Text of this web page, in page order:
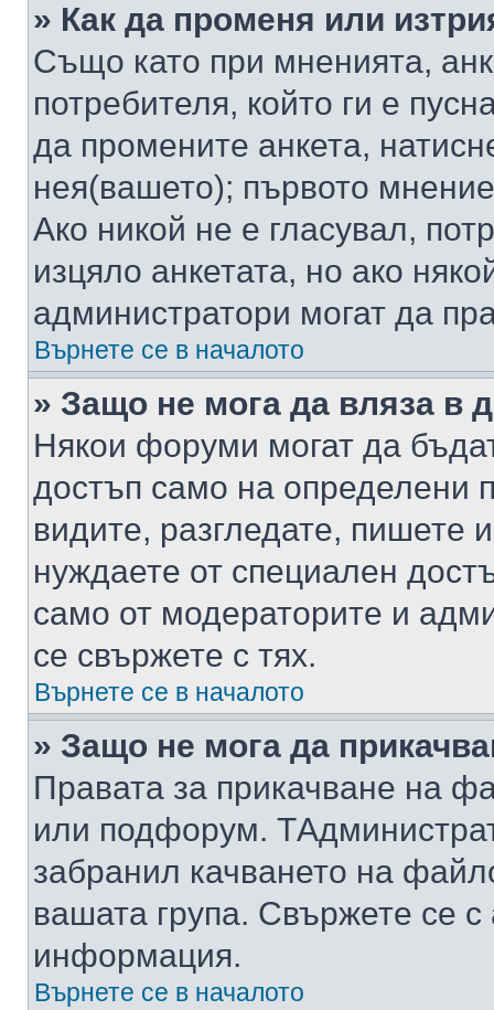
» Как да променя или
Също като при мненията,
потребителя, който ги е
да промените анкета,
нея(вашето); първото
Ако никой не е гласувал,
изцяло анкетата, но ако
администратори могат да
Върнете се в началото
» Защо не мога да вляза в
Някои форуми могат да
достъп само на определени
видите, разгледате, пишете
нуждаете от специален
само от модераторите и
се свържете с тях.
Върнете се в началото
» Защо не мога да
Правата за прикачване на
или подфорум.
забранил качването на
вашата група. Свържете се
информация.
Върнете се в началото